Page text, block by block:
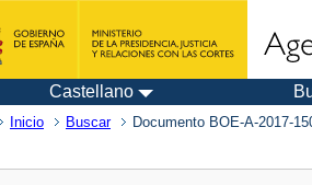
Castellano
Inicio Buscar Documento BOE-A-2017-